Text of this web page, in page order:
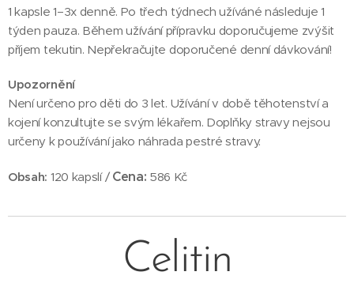
1 kapsle 1–3x denně. Po třech týdnech užíváné následuje 1
týden pauza. Během užívání přípravku doporučujeme zvýšit
příjem tekutin. Nepřekračujte doporučené denní dávkování!
Upozornění
Není určeno pro děti do 3 let. Užívání v době těhotenství a
kojení konzultujte se svým lékařem. Doplňky stravy nejsou
určeny k používání jako náhrada pestré stravy.
Obsah: 120 kapslí / Cena: 586 Kč
Celitin